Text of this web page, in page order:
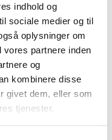
indhold og
sociale medier og til
oplysninger om
partnere inden
og
kombinere disse
givet dem, eller som
tjenester.